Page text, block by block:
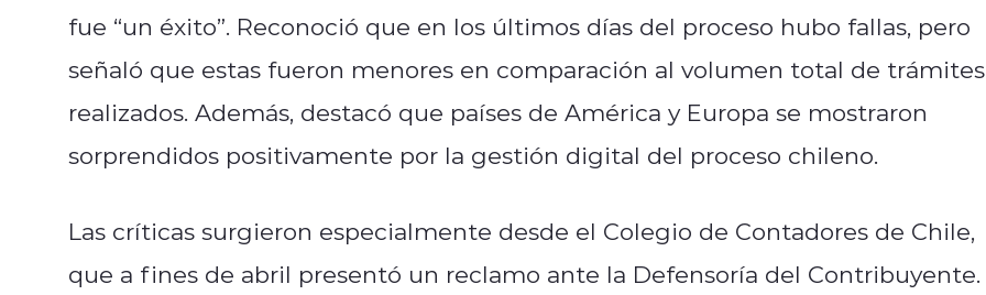
fue “un éxito”. Reconoció que en los últimos días del proceso hubo fallas, pero
señaló que estas fueron menores en comparación al volumen total de trámites
realizados. Además, destacó que países de América y Europa se mostraron
sorprendidos positivamente por la gestión digital del proceso chileno.
Las críticas surgieron especialmente desde el Colegio de Contadores de Chile,
que a fines de abril presentó un reclamo ante la Defensoría del Contribuyente.